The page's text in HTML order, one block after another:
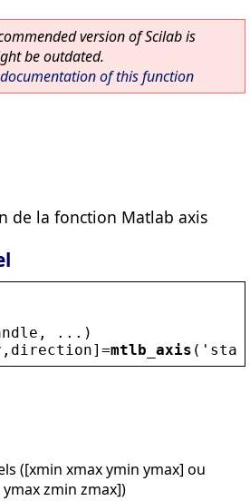
version of Scilab is
be outdated.
of this function
de la fonction Matlab axis
, ...)
, direction]=mtlb_axis ( '
([xmin xmax ymin ymax] ou
zmin zmax])